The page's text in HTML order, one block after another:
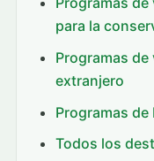
para la
Programas
extranjero
Programas
Todos los